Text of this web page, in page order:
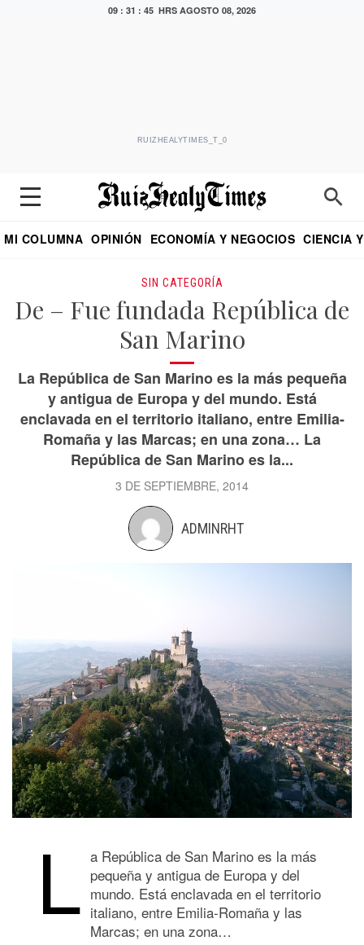
09 : 31 : 46 HRS AGOSTO 08, 2026
RUIZHEALYTIMES_T_0
MI COLUMNA OPINIÓN ECONOMÍA Y NEGOCIOS CIENCIA
SIN CATEGORÍA
De – Fue fundada República de
San Marino
La República de San Marino es la más pequeña
y antigua de Europa y del mundo. Está
enclavada en el territorio italiano, entre Emilia-
Romaña y las Marcas; en una zona… La
República de San Marino es la...
3 DE SEPTIEMBRE, 2014
ADMINRHT
L a República de San Marino es la más
pequeña y antigua de Europa y del
mundo. Está enclavada en el territorio
italiano, entre Emilia-Romaña y las
Marcas; en una zona…